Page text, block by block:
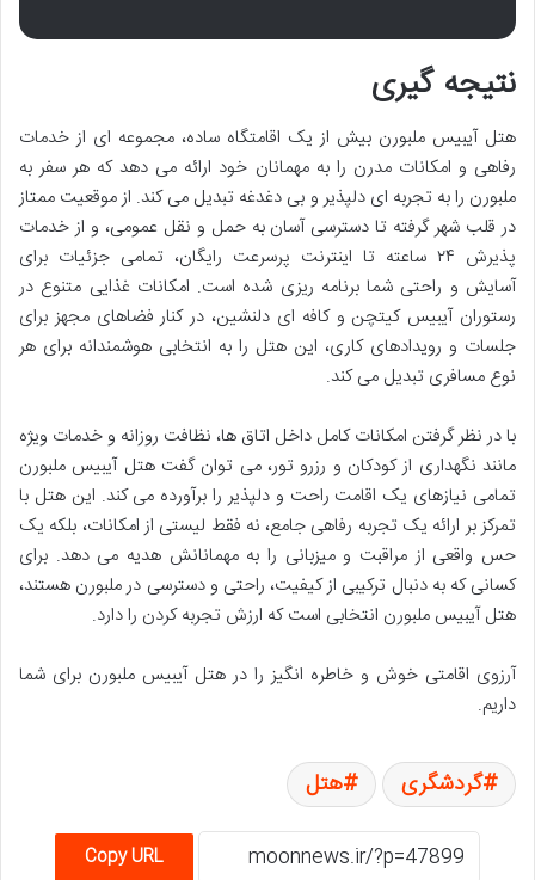
نتیجه گیری
هتل آیبیس ملبورن بیش از یک اقامتگاه ساده، مجموعه ای از خدمات
رفاهی و امکانات مدرن را به مهمانان خود ارائه می دهد که هر سفر به
ملبورن را به تجربه ای دلپذیر و بی دغدغه تبدیل می کند. از موقعیت ممتاز
در قلب شهر گرفته تا دسترسی آسان به حمل و نقل عمومی، و از خدمات
پذیرش ۲۴ ساعته تا اینترنت پرسرعت رایگان، تمامی جزئیات برای
آسایش و راحتی شما برنامه ریزی شده است. امکانات غذایی متنوع در
رستوران آیبیس کیتچن و کافه ای دلنشین، در کنار فضاهای مجهز برای
جلسات و رویدادهای کاری، این هتل را به انتخابی هوشمندانه برای هر
نوع مسافری تبدیل می کند.
با در نظر گرفتن امکانات کامل داخل اتاق ها، نظافت روزانه و خدمات ویژه
مانند نگهداری از کودکان و رزرو تور، می توان گفت هتل آیبیس ملبورن
تمامی نیازهای یک اقامت راحت و دلپذیر را برآورده می کند. این هتل با
تمرکز بر ارائه یک تجربه رفاهی جامع، نه فقط لیستی از امکانات، بلکه یک
حس واقعی از مراقبت و میزبانی را به مهمانانش هدیه می دهد. برای
کسانی که به دنبال ترکیبی از کیفیت، راحتی و دسترسی در ملبورن هستند،
هتل آیبیس ملبورن انتخابی است که ارزش تجربه کردن را دارد.
آرزوی اقامتی خوش و خاطره انگیز را در هتل آیبیس ملبورن برای شما
داریم.
گردشگری هتل
Copy URL